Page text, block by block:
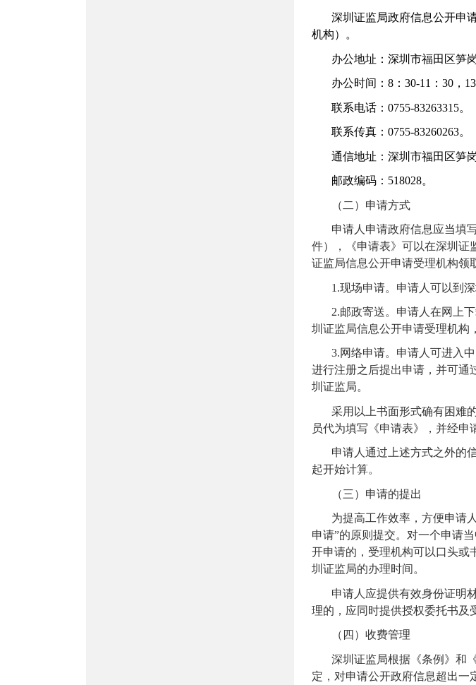
深圳证监局政府信息公开申
机构）。
办公地址： 深圳市福田区笋
办公时间 ： 8：30-11：30，
联系电话： 0755-83263315。
联系传真： 0755-83260263。
通信地址：深圳市福田区笋
邮政编码： 518028。
（二）申请方式
申请人申请政府信息应当填
件），《申请表》可以在深圳证
证监局信息公开申请受理机构领
1.现场申请。申请人可以到
2.邮政寄送。申请人在网上
圳证监局信息公开申请受理机构
3.网络申请。申请人可进入
进行注册之后提出申请，并可通
圳证监局。
采用以上书面形式确有困难
员代为填写《申请表》，并经申
申请人通过上述方式之外的
起开始计算。
（三）申请的提出
为提高工作效率，方便申请
申请”的原则提交。对一个申请
开申请的，受理机构可以口头或
圳证监局的办理时间。
申请人应提供有效身份证明
理的，应同时提供授权委托书及
（四） 收费管理
深圳证监局根据《条例》和
定，对申请公开政府信息超出一